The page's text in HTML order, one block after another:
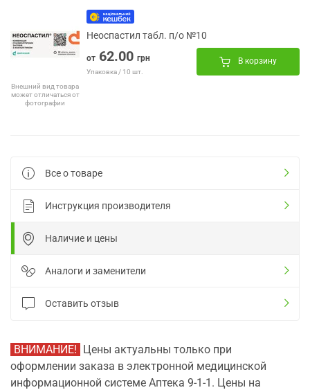
Внешний вид товара
может отличаться от
фотографии
Неоспастил табл. п/о №10
от 62.00 грн
Упаковка / 10 шт.
В корзину
Все о товаре
Инструкция производителя
Наличие и цены
Аналоги и заменители
Оставить отзыв
ВНИМАНИЕ! Цены актуальны только при
оформлении заказа в электронной медицинской
информационной системе Аптека 9-1-1. Цены на